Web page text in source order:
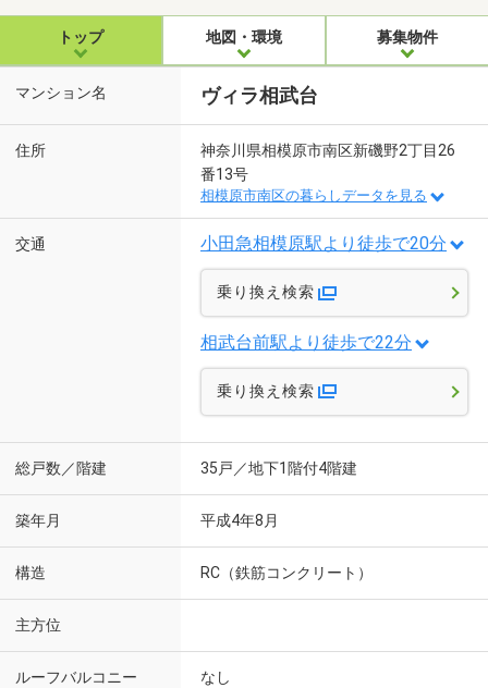
トップ 地図・環境 募集物件
マンション名 ヴィラ相武台
住所
神奈川県相模原市南区新磯野2丁目26
番13号
相模原市南区の暮らしデータを見る
交通 小田急相模原駅より徒歩で20分
乗り換え検索
相武台前駅より徒歩で22分
乗り換え検索
総戸数／階建 35戸／地下1階付4階建
築年月 平成4年8月
構造 RC（鉄筋コンクリート）
主方位
ルーフバルコニー なし